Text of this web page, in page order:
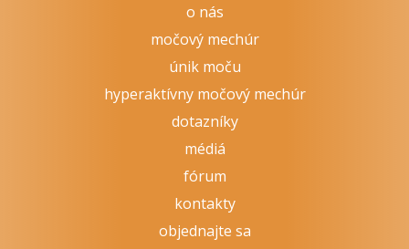
o nás
močový mechúr
únik moču
hyperaktívny močový mechúr
dotazníky
médiá
fórum
kontakty
objednajte sa